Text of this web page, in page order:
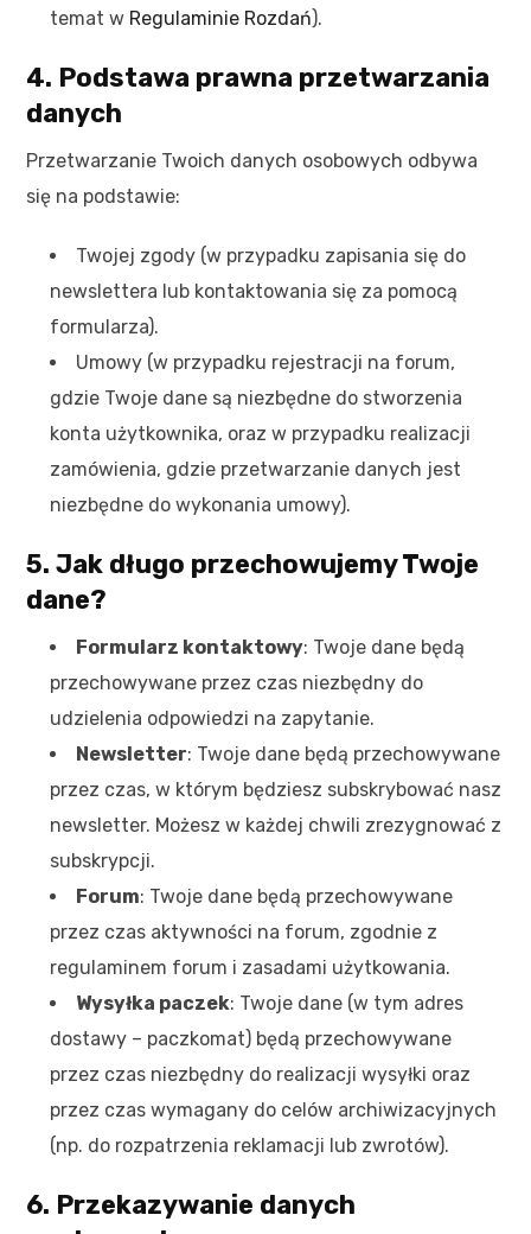
temat w Regulaminie Rozdań).
4. Podstawa prawna przetwarzania
danych
Przetwarzanie Twoich danych osobowych odbywa
się na podstawie:
Twojej zgody (w przypadku zapisania się do
newslettera lub kontaktowania się za pomocą
formularza).
Umowy (w przypadku rejestracji na forum,
gdzie Twoje dane są niezbędne do stworzenia
konta użytkownika, oraz w przypadku realizacji
zamówienia, gdzie przetwarzanie danych jest
niezbędne do wykonania umowy).
5. Jak długo przechowujemy Twoje
dane?
Formularz kontaktowy: Twoje dane będą
przechowywane przez czas niezbędny do
udzielenia odpowiedzi na zapytanie.
Newsletter: Twoje dane będą przechowywane
przez czas, w którym będziesz subskrybować nasz
newsletter. Możesz w każdej chwili zrezygnować z
subskrypcji.
Forum: Twoje dane będą przechowywane
przez czas aktywności na forum, zgodnie z
regulaminem forum i zasadami użytkowania.
Wysyłka paczek: Twoje dane (w tym adres
dostawy – paczkomat) będą przechowywane
przez czas niezbędny do realizacji wysyłki oraz
przez czas wymagany do celów archiwizacyjnych
(np. do rozpatrzenia reklamacji lub zwrotów).
6. Przekazywanie danych